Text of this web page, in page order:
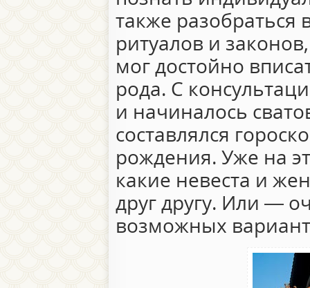
также разобраться
ритуалов и
мог достойно
рода. С
и начиналось
составлялся
рождения. Уже на
какие невеста и
друг другу. Или —
возможных